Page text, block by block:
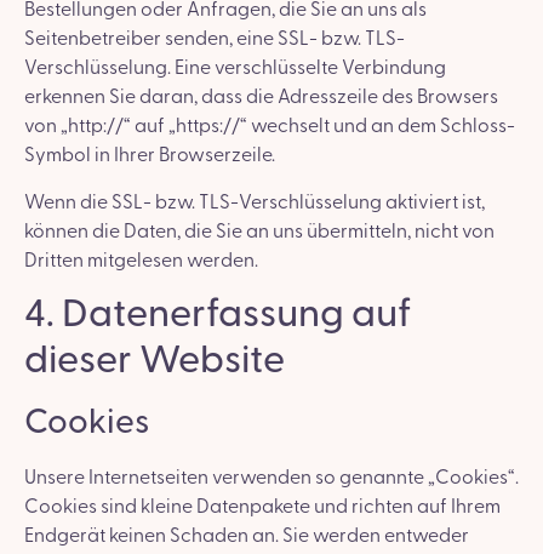
Bestellungen oder Anfragen, die Sie an uns als
Seitenbetreiber senden, eine SSL- bzw. TLS-
Verschlüsselung. Eine verschlüsselte Verbindung
erkennen Sie daran, dass die Adresszeile des Browsers
von „http://“ auf „https://“ wechselt und an dem Schloss-
Symbol in Ihrer Browserzeile.
Wenn die SSL- bzw. TLS-Verschlüsselung aktiviert ist,
können die Daten, die Sie an uns übermitteln, nicht von
Dritten mitgelesen werden.
4. Datenerfassung auf
dieser Website
Cookies
Unsere Internetseiten verwenden so genannte „Cookies“.
Cookies sind kleine Datenpakete und richten auf Ihrem
Endgerät keinen Schaden an. Sie werden entweder